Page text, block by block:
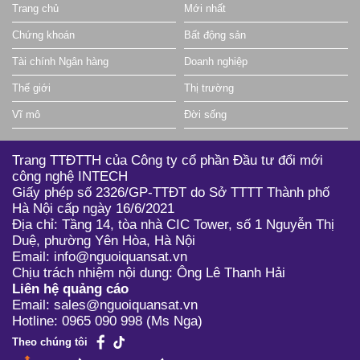
ACL 0.10 (0.81%)
ACM 0.10 (25.00%)
ACS
ACV 41.50 2.70 (6.94%) 1,420,200
ADC 16.50 0.00 (0.00%) 0
ADG 8.10 0.00 (0.00%)
ADP 23.00 0.05 (0.22%) 5,700
ADS 8.11 0.06 (0.75%) 40,300
AFX 10.50
AG1 11.40 0.00 (0.00%)
AGF 2.00
AGG
Trang chủ Mới nhất
Chứng khoán Bất động sản
Tài chính Ngân hàng Doanh nghiệp
Thế giới Thị trường
Vĩ mô Đời sống
Trang TTĐTTH của Công ty cổ phần Đầu tư đổi mới
công nghệ INTECH
Giấy phép số 2326/GP-TTĐT do Sở TTTT Thành phố
Hà Nội cấp ngày 16/6/2021
Địa chỉ: Tầng 14, tòa nhà CIC Tower, số 1 Nguyễn Thị
Duệ, phường Yên Hòa, Hà Nội
Email: info@nguoiquansat.vn
Chịu trách nhiệm nội dung: Ông Lê Thanh Hải
Liên hệ quảng cáo
Email: sales@nguoiquansat.vn
Hotline: 0965 090 998 (Ms Nga)
Theo chúng tôi